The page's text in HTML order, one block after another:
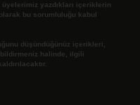
yazdıkları içeriklerin
bu sorumluluğu kabul
düşündüğünüz içerikleri,
halinde, ilgili